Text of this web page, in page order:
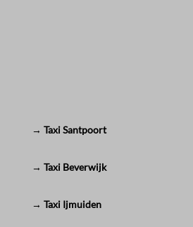
→ Taxi Santpoort
→ Taxi Beverwijk
→ Taxi Ijmuiden